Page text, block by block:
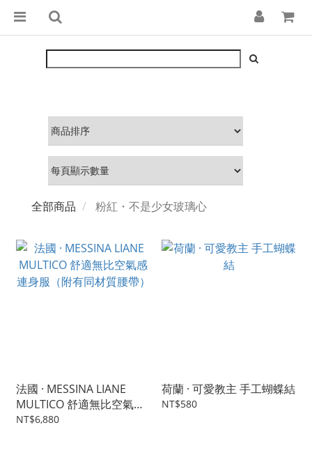
全部商品 粉紅・不是少女玻璃心
法國 · MESSINA LIANE
MULTICO 舒適無比空氣感
連身服（附有同材質腰帶）
NT$6,880
荷蘭 · 可愛教主 手工蝴蝶結
NT$580